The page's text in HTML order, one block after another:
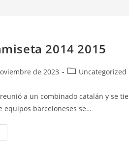
2014 2015
de 2023
Categoría
la
entrada:
Uncategorized
a un combinado catalán y se
equipos barceloneses se…